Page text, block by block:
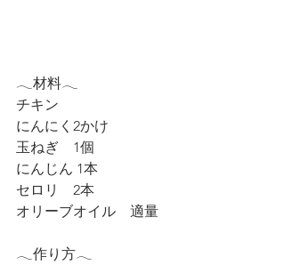
𓂃材料𓂃
チキン
にんにく2かけ
玉ねぎ　1個
にんじん 1本
セロリ　2本
オリーブオイル　適量
𓂃作り方𓂃